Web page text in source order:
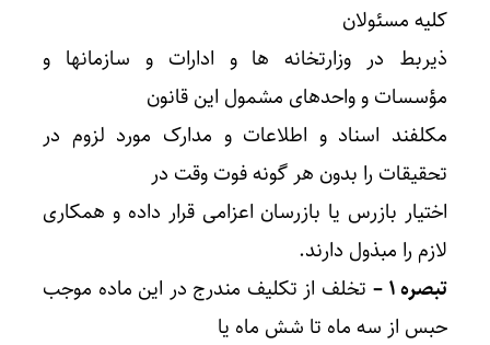
کلیه مسئولان
ذیربط در وزارتخانه ها و ادارات و سازمانها و
مؤسسات و واحدهای مشمول این قانون
مکلفند اسناد و اطلاعات و مدارک مورد لزوم در
تحقیقات را بدون هر گونه فوت وقت در
اختیار بازرس یا بازرسان اعزامی قرار داده و همکاری
لازم را مبذول دارند.
تبصره ۱ –
تخلف از تکلیف مندرج در این ماده موجب
حبس از سه ماه تا شش ماه یا